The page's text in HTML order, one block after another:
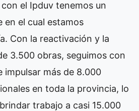
el Ipduv tenemos un
el cual estamos
Con la reactivación y la
3.500 obras, seguimos con
impulsar más de 8.000
en toda la provincia, lo
trabajo a casi 15.000